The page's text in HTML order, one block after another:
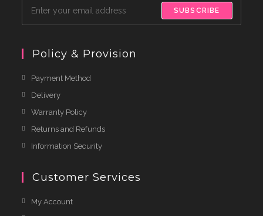
SUBSCRIBE
Policy & Provision
Payment Method
Delivery
Warranty Policy
Returns and Refunds
Information Security
Customer Services
My Account